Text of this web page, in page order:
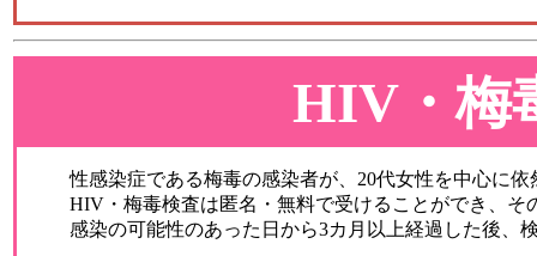
HIV・梅
性感染症である梅毒の感染者が、20代女性を中心に
HIV・梅毒検査は匿名・無料で受けることができ、そ
感染の可能性のあった日から3カ月以上経過した後、